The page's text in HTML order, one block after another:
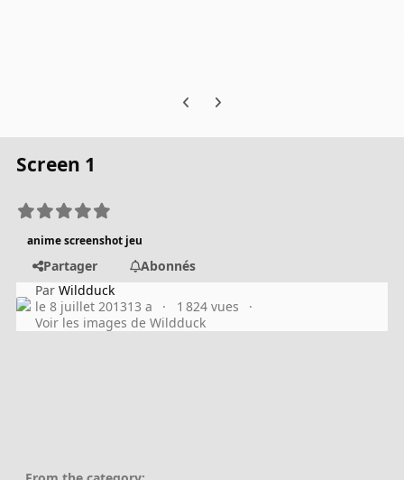
Previous carousel slide
Next carousel slide
Screen 1
anime screenshot jeu
Partager
Abonnés
ParWildduck
le 8 juillet 201313 a
1 824 vues
Voir les images de Wildduck